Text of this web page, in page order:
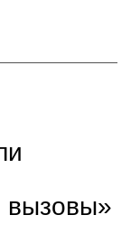
вызовы»